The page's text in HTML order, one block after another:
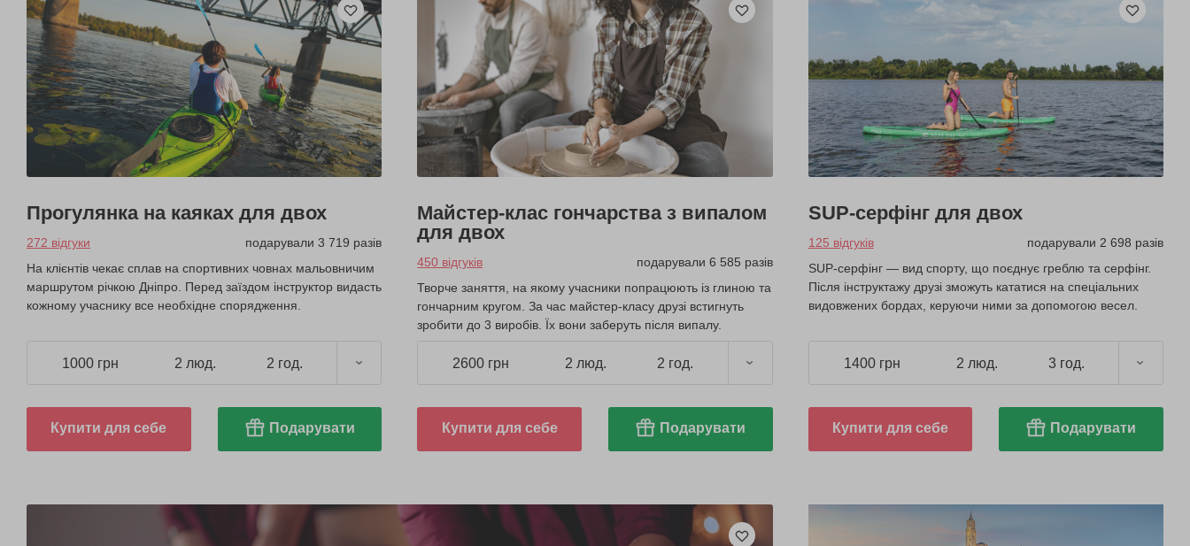
Прогулянка на каяках для двох
272 відгуки
подарували 3 719 разів
На клієнтів чекає сплав на спортивних човнах мальовничим
маршрутом річкою Дніпро. Перед заїздом інструктор видасть
кожному учаснику все необхідне спорядження.
1000 грн 2 люд. 2 год.
Купити для себе Подарувати
Майстер-клас гончарства з випалом
для двох
450 відгуків
подарували 6 585 разів
Творче заняття, на якому учасники попрацюють із глиною та
гончарним кругом. За час майстер-класу друзі встигнуть
зробити до 3 виробів. Їх вони заберуть після випалу.
2600 грн 2 люд. 2 год.
Купити для себе Подарувати
SUP-серфінг для двох
125 відгуків
подарували 2 698 разів
SUP-серфінг — вид спорту, що поєднує греблю та серфінг.
Після інструктажу друзі зможуть кататися на спеціальних
видовжених бордах, керуючи ними за допомогою весел.
1400 грн 2 люд. 3 год.
Купити для себе Подарувати